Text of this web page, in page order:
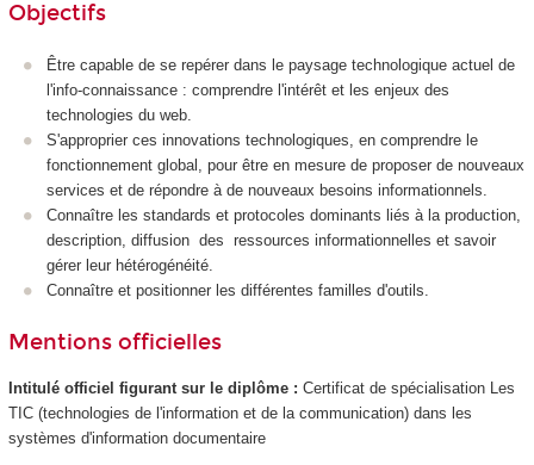
Objectifs
Être capable de se repérer dans le paysage technologique actuel de
l'info-connaissance : comprendre l'intérêt et les enjeux des
technologies du web.
S'approprier ces innovations technologiques, en comprendre le
fonctionnement global, pour être en mesure de proposer de nouveaux
services et de répondre à de nouveaux besoins informationnels.
Connaître les standards et protocoles dominants liés à la production,
description, diffusion des ressources informationnelles et savoir
gérer leur hétérogénéité.
Connaître et positionner les différentes familles d'outils.
Mentions officielles
Intitulé officiel figurant sur le diplôme : Certificat de spécialisationLes
TIC (technologies de l'information et de la communication) dans les
systèmes d'information documentaire